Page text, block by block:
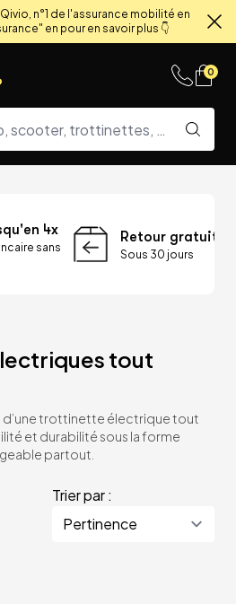
n°1 de l'assurance mobilité en
en pour en savoir plus 👇
0
4x
sans
Retour gratuit
Sous 30 jours
tout
d’une trottinette électrique tout
et durabilité sous la forme
partout.
Trier par :